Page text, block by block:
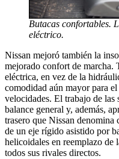
Butacas confortables.
eléctrico.
Nissan mejoró también la
mejorado confort de marcha.
eléctrica, en vez de la
comodidad aún mayor para
velocidades. El trabajo de las
balance general y, además,
trasero que Nissan
de un eje rígido asistido por
helicoidales en reemplazo de
todos sus rivales directos.